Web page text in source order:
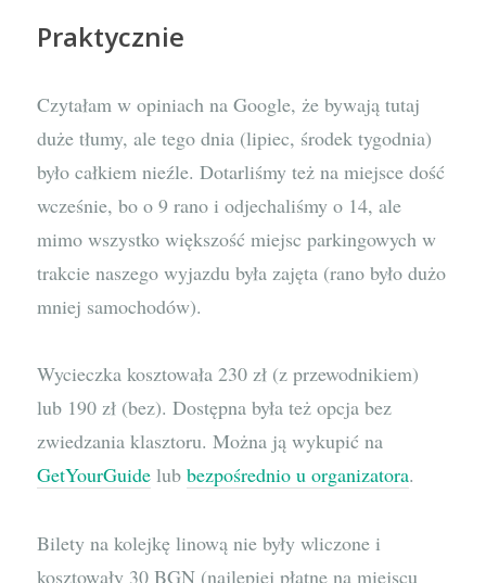
Praktycznie
Czytałam w opiniach na Google, że bywają tutaj
duże tłumy, ale tego dnia (lipiec, środek tygodnia)
było całkiem nieźle. Dotarliśmy też na miejsce dość
wcześnie, bo o 9 rano i odjechaliśmy o 14, ale
mimo wszystko większość miejsc parkingowych w
trakcie naszego wyjazdu była zajęta (rano było dużo
mniej samochodów).
Wycieczka kosztowała 230 zł (z przewodnikiem)
lub 190 zł (bez). Dostępna była też opcja bez
zwiedzania klasztoru. Można ją wykupić na
GetYourGuide lubbezpośrednio u organizatora.
Bilety na kolejkę linową nie były wliczone i
kosztowały 30 BGN (najlepiej płatne na miejscu